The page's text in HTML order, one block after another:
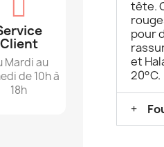
Client
Mardi au
de 10h à
18h
tête.
pour
et
20°C.